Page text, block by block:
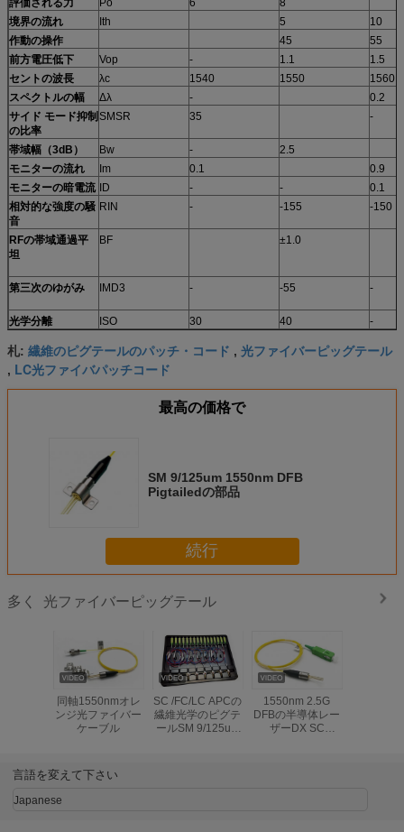
評価される力
Po 6
8
境界の流れ
Ith 5
10
作動の操作
45
55
前方電圧低下
Vop - 1.1
1.5
セントの波長
λc 1540 1550
1560
スペクトルの幅
Δλ -
0.2
サイド モード抑制
の比率
SMSR 35 -
帯域幅（3dB） Bw -
2.5
モニターの流れ
Im 0.1
0.9
モニターの暗電流 ID - -
0.1
相対的な強度の騒
音
RIN - -155 -150
RFの帯域通過平
坦
BF ±1.0
第三次のゆがみ IMD3 - -55 -
光学分離 ISO 30 40 -
札: 繊維のピグテールのパッチ・コード , 光ファイバーピッグテール
, LC光ファイバパッチコード
最高の価格で
SM 9/125um 1550nm DFB
Pigtailedの部品
続行
多く 光ファイバーピッグテール
1550nm 2.5G
DFBの半導体レー
ザーDX SC
テールSM 9
/125um
技術の有無にかか
わらず同軸
1550nmオレンジ
CATVの繊維光学
のピグテール
1550nm LD-
Paintcoat黒いFC
繊維の光学ピグテ
ール、IEC 60794
言語を変えて下さい
Japanese